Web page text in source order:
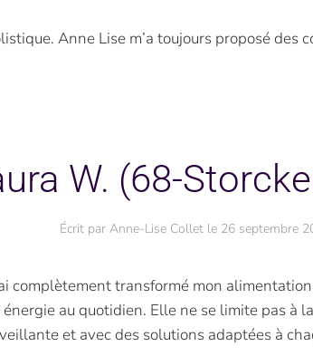
Anne Lise m’a toujours proposé
W. (68-
Écrit par Anne-Lise Colletle 26 septembre
complètement transformé mon
au quotidien. Elle ne se limite pas à
et avec des solutions adaptées à